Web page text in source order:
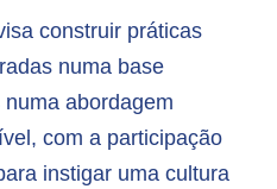
construir práticas
numa base
abordagem
com a participação
instigar uma cultura